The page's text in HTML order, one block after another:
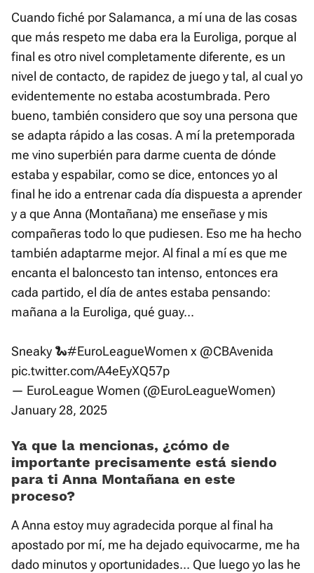
Cuando fiché por Salamanca, a mí una de las cosas
que más respeto me daba era la Euroliga, porque al
final es otro nivel completamente diferente, es un
nivel de contacto, de rapidez de juego y tal, al cual yo
evidentemente no estaba acostumbrada. Pero
bueno, también considero que soy una persona que
se adapta rápido a las cosas. A mí la pretemporada
me vino superbién para darme cuenta de dónde
estaba y espabilar, como se dice, entonces yo al
final he ido a entrenar cada día dispuesta a aprender
y a que Anna (Montañana) me enseñase y mis
compañeras todo lo que pudiesen. Eso me ha hecho
también adaptarme mejor. Al final a mí es que me
encanta el baloncesto tan intenso, entonces era
cada partido, el día de antes estaba pensando:
mañana a la Euroliga, qué guay...
Sneaky 🐍#EuroLeagueWomen x @CBAvenida
pic.twitter.com/A4eEyXQ57p
— EuroLeague Women (@EuroLeagueWomen)
January 28, 2025
Ya que la mencionas, ¿cómo de
importante precisamente está siendo
para ti Anna Montañana en este
proceso?
A Anna estoy muy agradecida porque al final ha
apostado por mí, me ha dejado equivocarme, me ha
dado minutos y oportunidades... Que luego yo las he